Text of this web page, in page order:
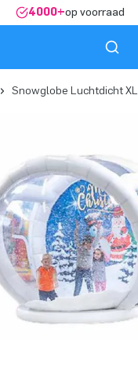
4000+op voorraad
Snowglobe Luchtdicht XL